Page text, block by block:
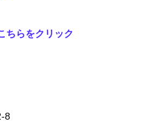
らをクリック